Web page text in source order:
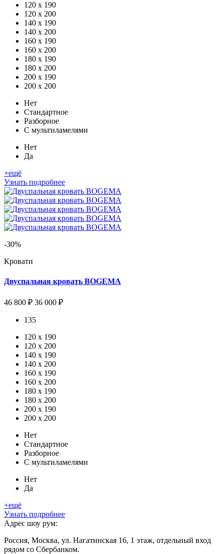
120 х 190
120 x 200
140 x 190
140 x 200
160 x 190
160 x 200
180 x 190
180 x 200
200 x 190
200 x 200
Нет
Стандартное
Разборное
С мультиламелями
Нет
Да
+ещё
Узнать подробнее
-30%
Кровати
Двуспальная кровать BOGEMA
46 800 ₽ 36 000 ₽
135
120 х 190
120 x 200
140 x 190
140 x 200
160 x 190
160 x 200
180 x 190
180 x 200
200 x 190
200 x 200
Нет
Стандартное
Разборное
С мультиламелями
Нет
Да
+ещё
Узнать подробнее
Адрес шоу рум:
Россия, Москва, ул. Нагатинская 16, 1 этаж, отдельный вход
рядом со Сбербанком.